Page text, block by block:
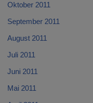
Oktober 2011
September 2011
August 2011
Juli 2011
Juni 2011
Mai 2011